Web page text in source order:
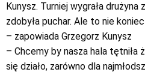
Kunysz. Turniej wygrała
zdobyła puchar. Ale to nie
– zapowiada Grzegorz Kunysz
– Chcemy by nasza hala tętniła
się działo, zarówno dla